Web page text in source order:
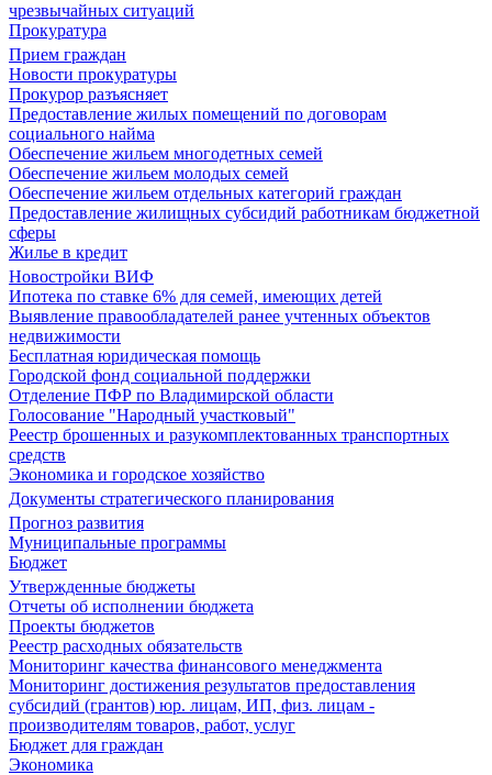
чрезвычайных ситуаций
Прокуратура
Прием граждан
Новости прокуратуры
Прокурор разъясняет
Предоставление жилых помещений по договорам
социального найма
Обеспечение жильем многодетных семей
Обеспечение жильем молодых семей
Обеспечение жильем отдельных категорий граждан
Предоставление жилищных субсидий работникам бюджетной
сферы
Жилье в кредит
Новостройки ВИФ
Ипотека по ставке 6% для семей, имеющих детей
Выявление правообладателей ранее учтенных объектов
недвижимости
Бесплатная юридическая помощь
Городской фонд социальной поддержки
Отделение ПФР по Владимирской области
Голосование "Народный участковый"
Реестр брошенных и разукомплектованных транспортных
средств
Экономика и городское хозяйство
Документы стратегического планирования
Прогноз развития
Муниципальные программы
Бюджет
Утвержденные бюджеты
Отчеты об исполнении бюджета
Проекты бюджетов
Реестр расходных обязательств
Мониторинг качества финансового менеджмента
Мониторинг достижения результатов предоставления
субсидий (грантов) юр. лицам, ИП, физ. лицам -
производителям товаров, работ, услуг
Бюджет для граждан
Экономика